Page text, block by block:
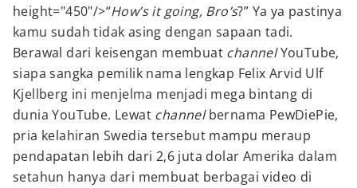
height="450"/>“How’s it going, Bro’s?” Ya ya pastinya
kamu sudah tidak asing dengan sapaan tadi.
Berawal dari keisengan membuat channelYouTube,
siapa sangka pemilik nama lengkap Felix Arvid Ulf
Kjellberg ini menjelma menjadi mega bintang di
dunia YouTube. Lewat channelbernama PewDiePie,
pria kelahiran Swedia tersebut mampu meraup
pendapatan lebih dari 2,6 juta dolar Amerika dalam
setahun hanya dari membuat berbagai video di